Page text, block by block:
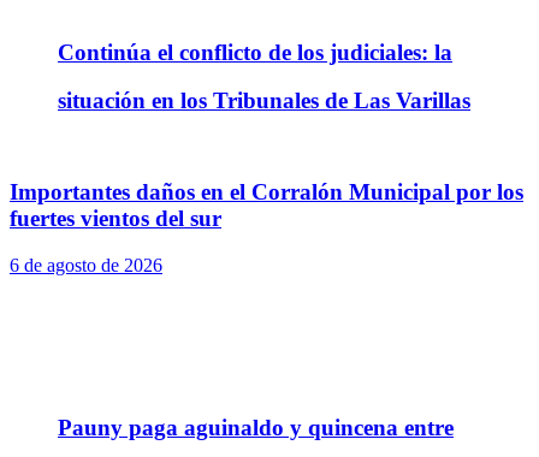
Continúa el conflicto de los judiciales: la
situación en los Tribunales de Las Varillas
Pauny paga aguinaldo y quincena entre
Importantes daños en el Corralón Municipal por los
fuertes vientos del sur
6 de agosto de 2026